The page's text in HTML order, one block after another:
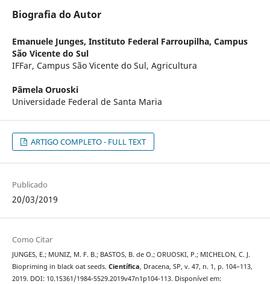
Biografia do Autor
Emanuele Junges, Instituto Federal Farroupilha, Campus
São Vicente do Sul
IFFar, Campus São Vicente do Sul, Agricultura
Pâmela Oruoski
Universidade Federal de Santa Maria
ARTIGO COMPLETO - FULL TEXT
Publicado
20/03/2019
Como Citar
JUNGES, E.; MUNIZ, M. F. B.; BASTOS, B. de O.; ORUOSKI, P.; MICHELON, C. J.
Biopriming in black oat seeds. Científica, Dracena, SP, v. 47, n. 1, p. 104–113,
2019. DOI: 10.15361/1984-5529.2019v47n1p104-113. Disponível em: